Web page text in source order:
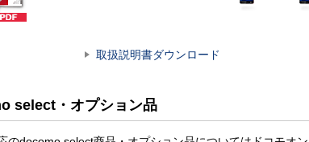
取扱説明書ダウンロード
select・オプション品